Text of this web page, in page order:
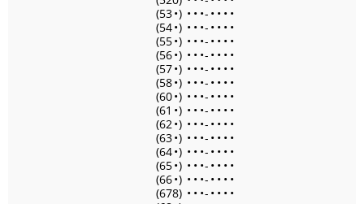
(53•) • • •- • • • •
(54•) • • •- • • • •
(55•) • • •- • • • •
(56•) • • •- • • • •
(57•) • • •- • • • •
(58•) • • •- • • • •
(60•) • • •- • • • •
(61 •) • • •- • • • •
(62•) • • •- • • • •
(63•) • • •- • • • •
(64•) • • •- • • • •
(65•) • • •- • • • •
(66•) • • •- • • • •
(678) • • •- • • • •